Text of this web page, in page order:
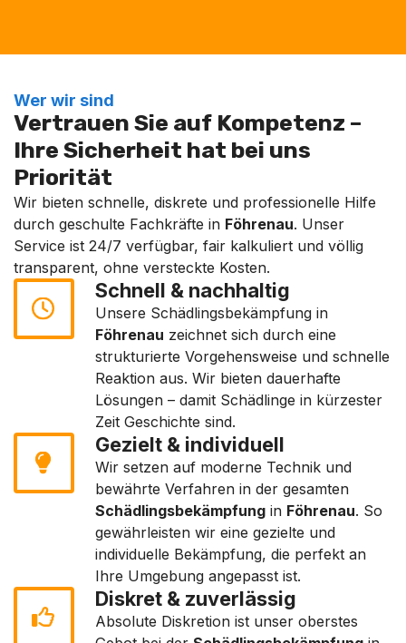
Wer wir sind
Vertrauen Sie auf Kompetenz –
Ihre Sicherheit hat bei uns
Priorität
Wir bieten schnelle, diskrete und professionelle Hilfe
durch geschulte Fachkräfte in Föhrenau. Unser
Service ist 24/7 verfügbar, fair kalkuliert und völlig
transparent, ohne versteckte Kosten.
Schnell & nachhaltig
Unsere Schädlingsbekämpfung in
Föhrenau zeichnet sich durch eine
strukturierte Vorgehensweise und schnelle
Reaktion aus. Wir bieten dauerhafte
Lösungen – damit Schädlinge in kürzester
Zeit Geschichte sind.
Gezielt & individuell
Wir setzen auf moderne Technik und
bewährte Verfahren in der gesamten
Schädlingsbekämpfung in Föhrenau. So
gewährleisten wir eine gezielte und
individuelle Bekämpfung, die perfekt an
Ihre Umgebung angepasst ist.
Diskret & zuverlässig
Absolute Diskretion ist unser oberstes